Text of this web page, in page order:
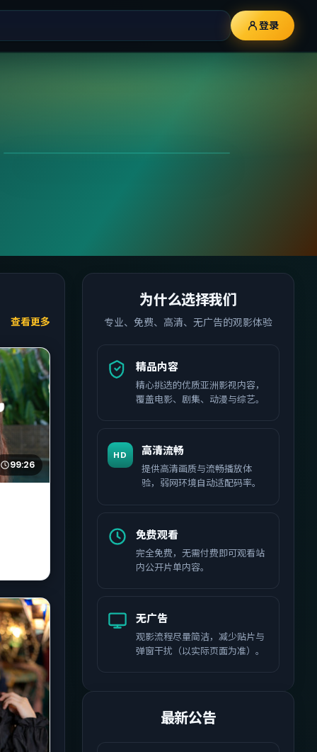
登录
查看更多
99:26
为什么选择我们
专业、免费、高清、无广告的观影体验
精品内容
精心挑选的优质亚洲影视内容，
覆盖电影、剧集、动漫与综艺。
HD 高清流畅
提供高清画质与流畅播放体
验，弱网环境自动适配码率。
免费观看
完全免费，无需付费即可观看站
内公开片单内容。
无广告
观影流程尽量简洁，减少贴片与
弹窗干扰（以实际页面为准）。
最新公告